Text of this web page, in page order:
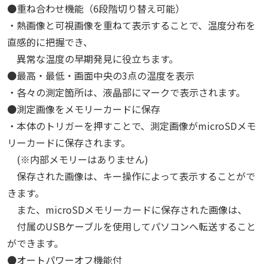
●重ね合わせ機能（6段階切り替え可能）
・熱画像と可視画像を重ねて表示することで、温度分布を
直感的に把握でき、
異常な温度の早期発見に役立ちます。
●最高・最低・画面中央の3点の温度を表示
・各々の測定箇所は、液晶部にマークで表示されます。
●測定画像をメモリーカードに保存
・本体のトリガーを押すことで、測定画像がmicroSDメモ
リーカードに保存されます。
(※内部メモリーはありません)
保存された画像は、キー操作によって表示することがで
きます。
また、microSDメモリーカードに保存された画像は、
付属のUSBケーブルを使用してパソコンへ転送すること
ができます。
●オートパワーオフ機能付